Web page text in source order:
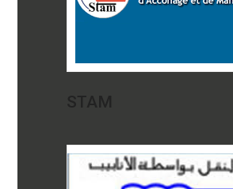
STAM